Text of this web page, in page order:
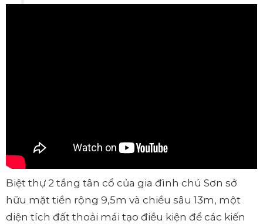
Biệt thự 2 tầng tân cổ của gia đình chú Sơn sở
hữu mặt tiền rộng 9,5m và chiều sâu 13m, một
diện tích đất thoải mái tạo điều kiện để các kiến